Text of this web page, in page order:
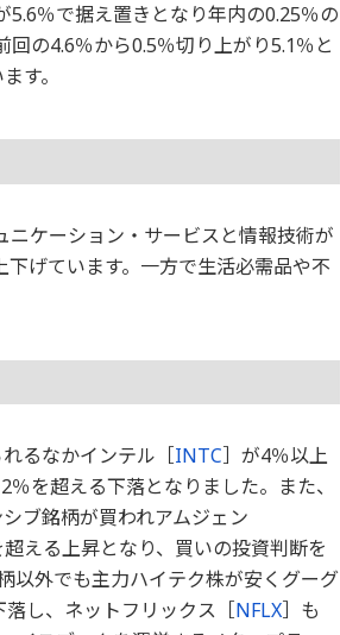
％で据え置きとなり年内の0.25％の
の4.6％から0.5％切り上がり5.1％と
す。
ケーション・サービスと情報技術が
げています。一方で生活必需品や不
るなかインテル［INTC］が4％以上
％を超える下落となりました。また、
ブ銘柄が買われアムジェン
える上昇となり、買いの投資判断を
以外でも主力ハイテク株が安くグーグ
し、ネットフリックス［NFLX］も